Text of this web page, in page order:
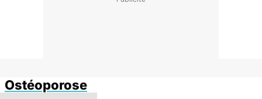
Ostéoporose